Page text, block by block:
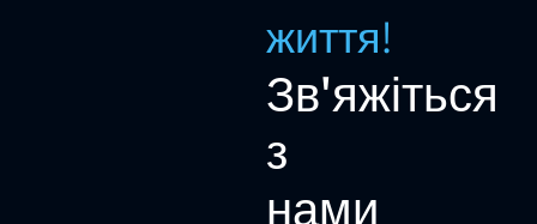
життя!
Зв'яжіться
з
нами